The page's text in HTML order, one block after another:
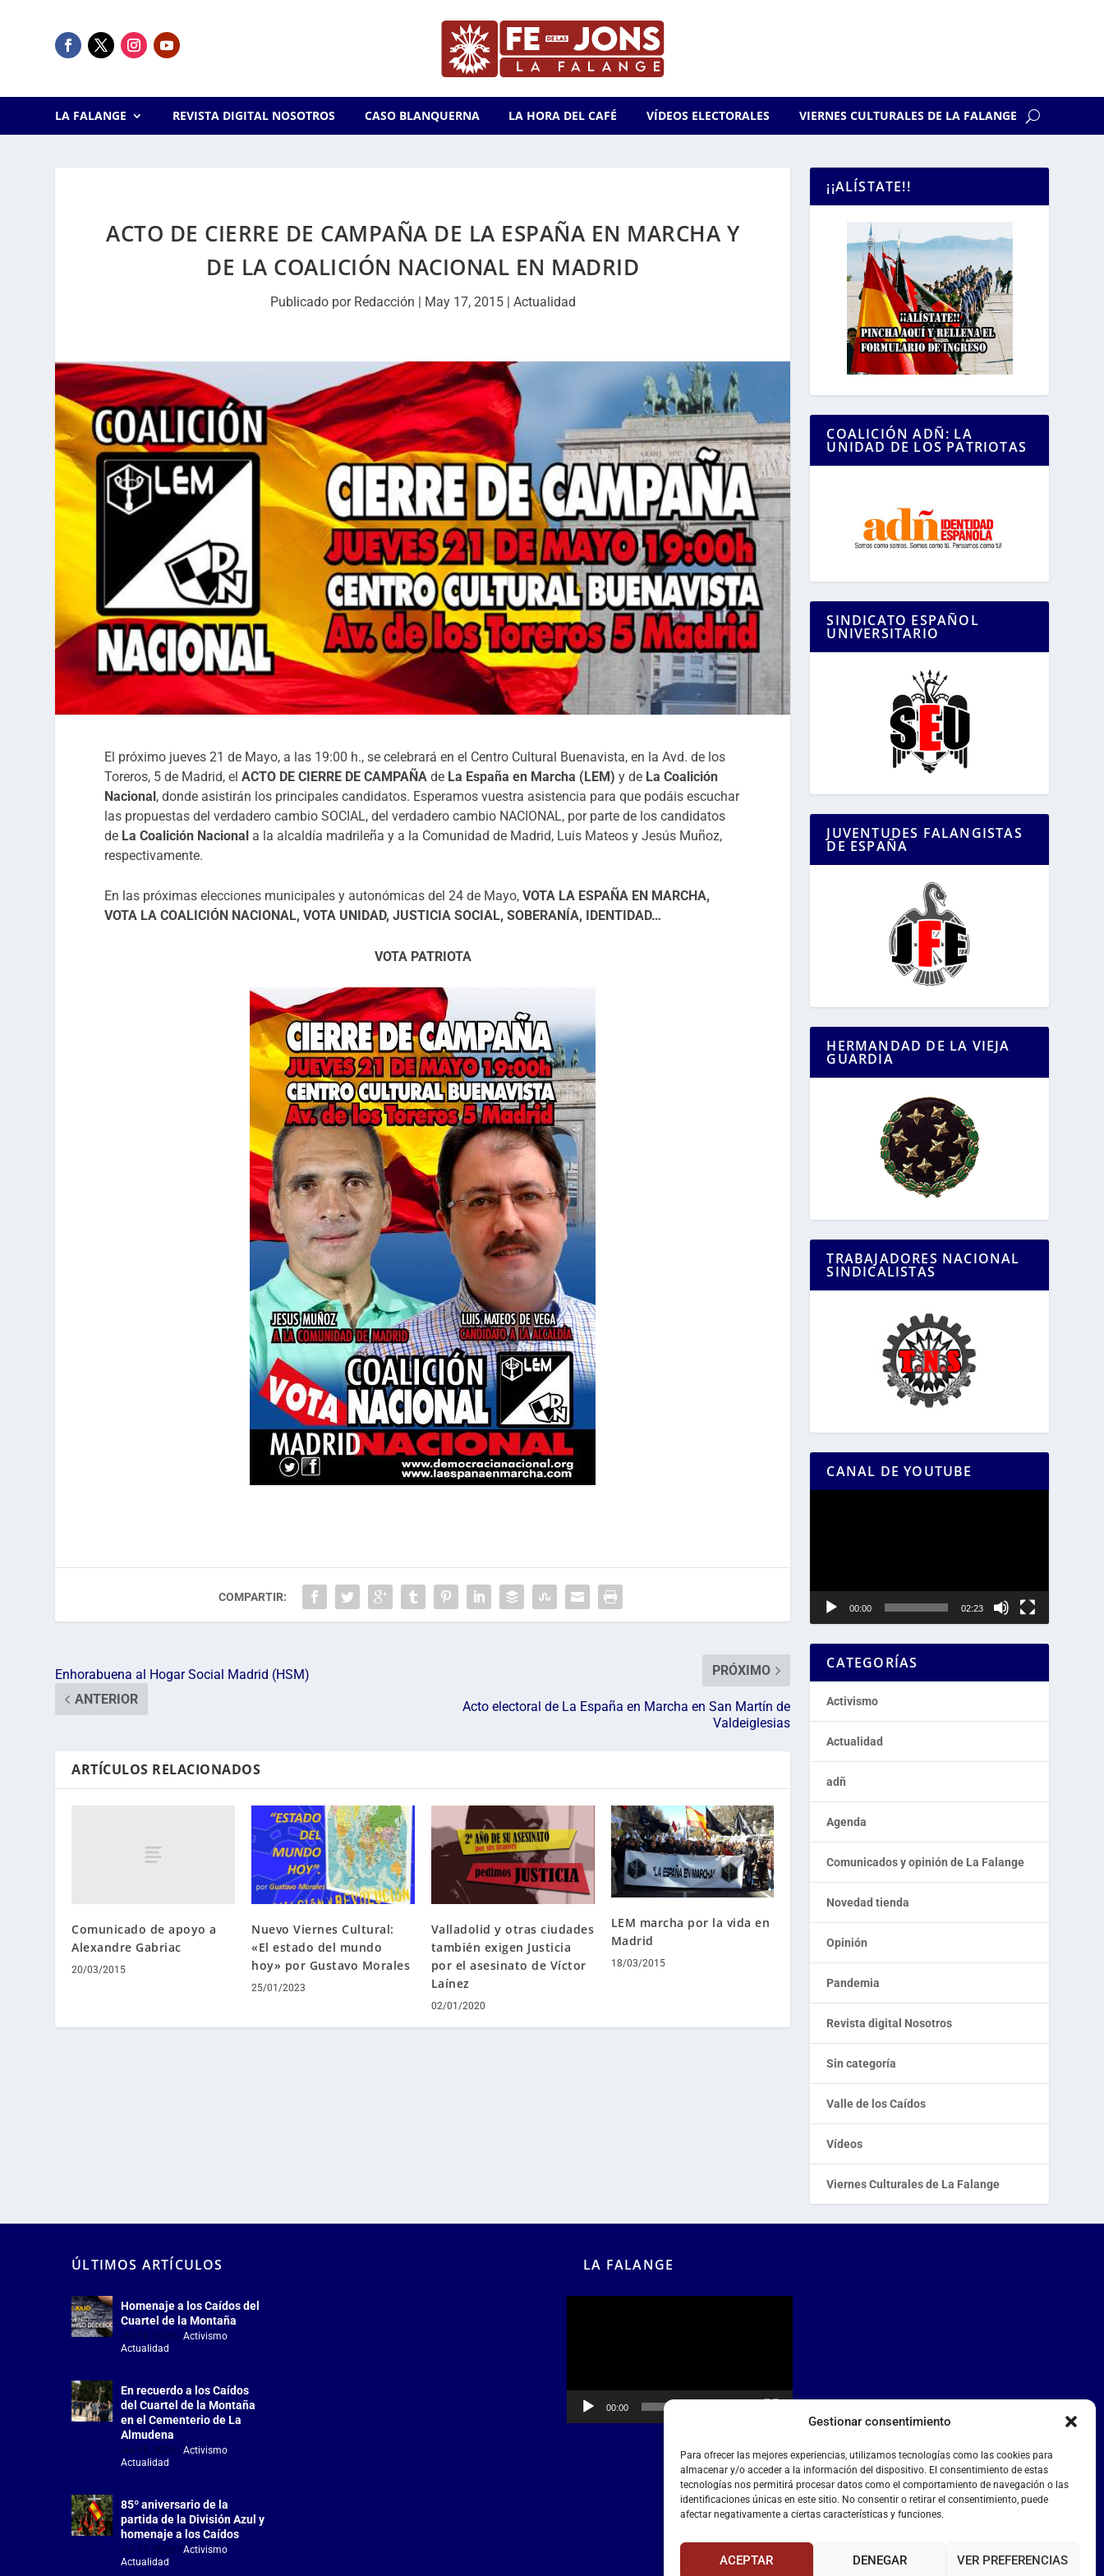
Gestionar consentimiento
Para ofrecer las mejores experiencias, utilizamos tecnologías como las cookies para
almacenar y/o acceder a la información del dispositivo. El consentimiento de estas
tecnologías nos permitirá procesar datos como el comportamiento de navegación o las
identificaciones únicas en este sitio. No consentir o retirar el consentimiento, puede
afectar negativamente a ciertas características y funciones.
ACEPTAR DENEGAR VER PREFERENCIAS
LA FALANGE REVISTA DIGITAL NOSOTROS CASO BLANQUERNA LA HORA DEL CAFÉ VÍDEOS ELECTORALES VIERNES CULTURALES DE LA FALANGE
ACTO DE CIERRE DE CAMPAÑA DE LA ESPAÑA EN MARCHA Y
DE LA COALICIÓN NACIONAL EN MADRID
Publicado por Redacción | May 17, 2015| Actualidad
El próximo jueves 21 de Mayo, a las 19:00 h., se celebrará en el Centro Cultural Buenavista, en la Avd. de los
Toreros, 5 de Madrid, elACTO DE CIERRE DE CAMPAÑA de La España en Marcha (LEM) y de La Coalición
Nacional, donde asistirán los principales candidatos. Esperamos vuestra asistencia para que podáis escuchar
las propuestas del verdadero cambio SOCIAL, del verdadero cambio NACIONAL, por parte de los candidatos
de La Coalición Nacional a la alcaldía madrileña y a la Comunidad de Madrid, Luis Mateos y Jesús Muñoz,
respectivamente.
En las próximas elecciones municipales y autonómicas del 24 de Mayo,VOTA LA ESPAÑA EN MARCHA,
VOTA LA COALICIÓN NACIONAL, VOTA UNIDAD, JUSTICIA SOCIAL, SOBERANÍA, IDENTIDAD…
VOTA PATRIOTA
COMPARTIR:
Enhorabuena al Hogar Social Madrid (HSM)
ANTERIOR
PRÓXIMO
Acto electoral de La España en Marcha en San Martín de
Valdeiglesias
ARTÍCULOS RELACIONADOS
Comunicado de apoyo a
Alexandre Gabriac
20/03/2015
Nuevo Viernes Cultural:
«El estado del mundo
hoy» por Gustavo Morales
25/01/2023
Valladolid y otras ciudades
también exigen Justicia
por el asesinato de Víctor
Laínez
02/01/2020
LEM marcha por la vida en
Madrid
18/03/2015
¡¡ALÍSTATE!!
COALICIÓN ADÑ: LA
UNIDAD DE LOS PATRIOTAS
SINDICATO ESPAÑOL
UNIVERSITARIO
JUVENTUDES FALANGISTAS
DE ESPAÑA
HERMANDAD DE LA VIEJA
GUARDIA
TRABAJADORES NACIONAL
SINDICALISTAS
CANAL DE YOUTUBE
00:00 02:23
CATEGORÍAS
Activismo
Actualidad
adñ
Agenda
Comunicados y opinión de La Falange
Novedad tienda
Opinión
Pandemia
Revista digital Nosotros
Sin categoría
Valle de los Caídos
Vídeos
Viernes Culturales de La Falange
ÚLTIMOS ARTÍCULOS
Homenaje a los Caídos del
Cuartel de la Montaña
Jul 18, 2026 |Activismo,
Actualidad
En recuerdo a los Caídos
del Cuartel de la Montaña
en el Cementerio de La
Almudena
Jul 18, 2026 |Activismo,
Actualidad
85º aniversario de la
partida de la División Azul y
homenaje a los Caídos
Jul 15, 2026 |Activismo,
Actualidad
LA FALANGE
00:00